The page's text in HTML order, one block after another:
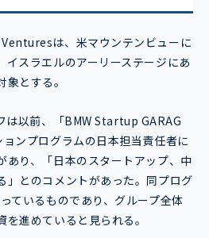
は、米マウンテンビューに
イスラエルのアーリーステージにあ
とする。
は以前、「BMW Startup GARAG
ンプログラムの日本担当責任者に
あり、「日本のスタートアップ、中
」とのコメントがあった。同プログ
ているものであり、グループ全体
進めていると見られる。